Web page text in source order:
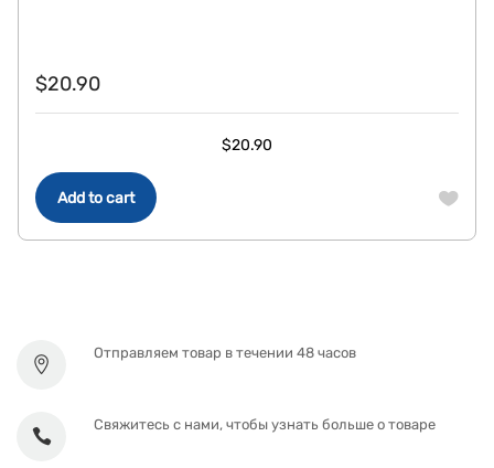
Add to cart
$20.90
$20.90
Отправляем товар в течении 48 часов
Свяжитесь с нами, чтобы узнать больше о товаре